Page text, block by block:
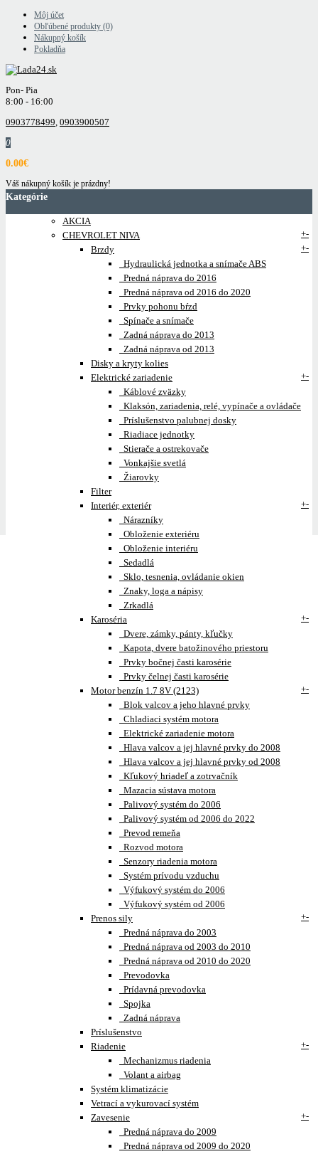
Môj účet
Obľúbené produkty (0)
Nákupný košík
Pokladňa
Pon- Pia
8:00 - 16:00
0903778499, 0903900507
0
0.00€
Váš nákupný košík je prázdny!
Kategórie
AKCIA
CHEVROLET NIVA
+-
Brzdy
+-
Hydraulická jednotka a snímače ABS
Predná náprava do 2016
Predná náprava od 2016 do 2020
Prvky pohonu bŕzd
Spínače a snímače
Zadná náprava do 2013
Zadná náprava od 2013
Disky a kryty kolies
Elektrické zariadenie
+-
Káblové zväzky
Klaksón, zariadenia, relé, vypínače a ovládače
Príslušenstvo palubnej dosky
Riadiace jednotky
Stierače a ostrekovače
Vonkajšie svetlá
Žiarovky
Filter
Interiér, exteriér
+-
Nárazníky
Obloženie exteriéru
Obloženie interiéru
Sedadlá
Sklo, tesnenia, ovládanie okien
Znaky, loga a nápisy
Zrkadlá
Karoséria
+-
Dvere, zámky, pánty, kľučky
Kapota, dvere batožinového priestoru
Prvky bočnej časti karosérie
Prvky čelnej časti karosérie
Motor benzín 1.7 8V (2123)
+-
Blok valcov a jeho hlavné prvky
Chladiaci systém motora
Elektrické zariadenie motora
Hlava valcov a jej hlavné prvky do 2008
Hlava valcov a jej hlavné prvky od 2008
Kľukový hriadeľ a zotrvačník
Mazacia sústava motora
Palivový systém do 2006
Palivový systém od 2006 do 2022
Prevod remeňa
Rozvod motora
Senzory riadenia motora
Systém prívodu vzduchu
Výfukový systém do 2006
Výfukový systém od 2006
Prenos sily
+-
Predná náprava do 2003
Predná náprava od 2003 do 2010
Predná náprava od 2010 do 2020
Prevodovka
Prídavná prevodovka
Spojka
Zadná náprava
Príslušenstvo
Riadenie
+-
Mechanizmus riadenia
Volant a airbag
Systém klimatizácie
Vetrací a vykurovací systém
Zavesenie
+-
Predná náprava do 2009
Predná náprava od 2009 do 2020